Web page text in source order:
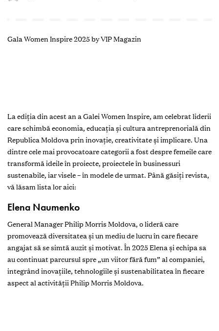
Gala Women Inspire 2025 by VIP Magazin
La ediția din acest an a Galei Women Inspire, am celebrat liderii
care schimbă economia, educația și cultura antreprenorială din
Republica Moldova prin inovație, creativitate și implicare. Una
dintre cele mai provocatoare categorii a fost despre femeile care